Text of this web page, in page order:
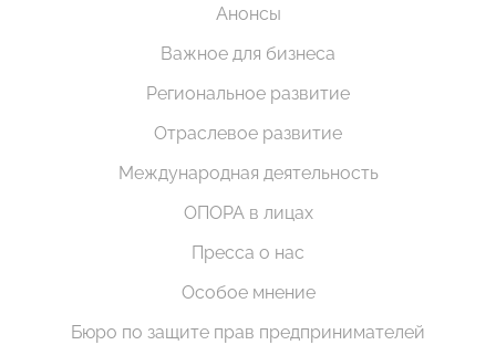
Анонсы
Важное для бизнеса
Региональное развитие
Отраслевое развитие
Международная деятельность
ОПОРА в лицах
Пресса о нас
Особое мнение
Бюро по защите прав предпринимателей